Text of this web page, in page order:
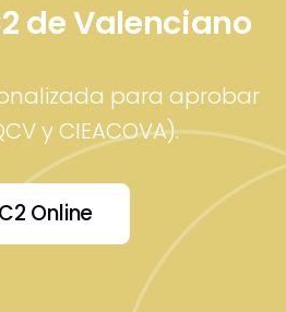
de Valenciano
para aprobar
y CIEACOVA).
Online